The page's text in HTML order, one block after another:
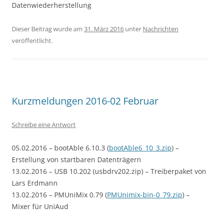
Datenwiederherstellung
Dieser Beitrag wurde am 31. März 2016 unter Nachrichten
veröffentlicht.
Kurzmeldungen 2016-02 Februar
Schreibe eine Antwort
05.02.2016 – bootAble 6.10.3 (bootAble6_10_3.zip) –
Erstellung von startbaren Datenträgern
13.02.2016 – USB 10.202 (usbdrv202.zip) – Treiberpaket von
Lars Erdmann
13.02.2016 – PMUniMix 0.79 (PMUnimix-bin-0_79.zip) –
Mixer für UniAud